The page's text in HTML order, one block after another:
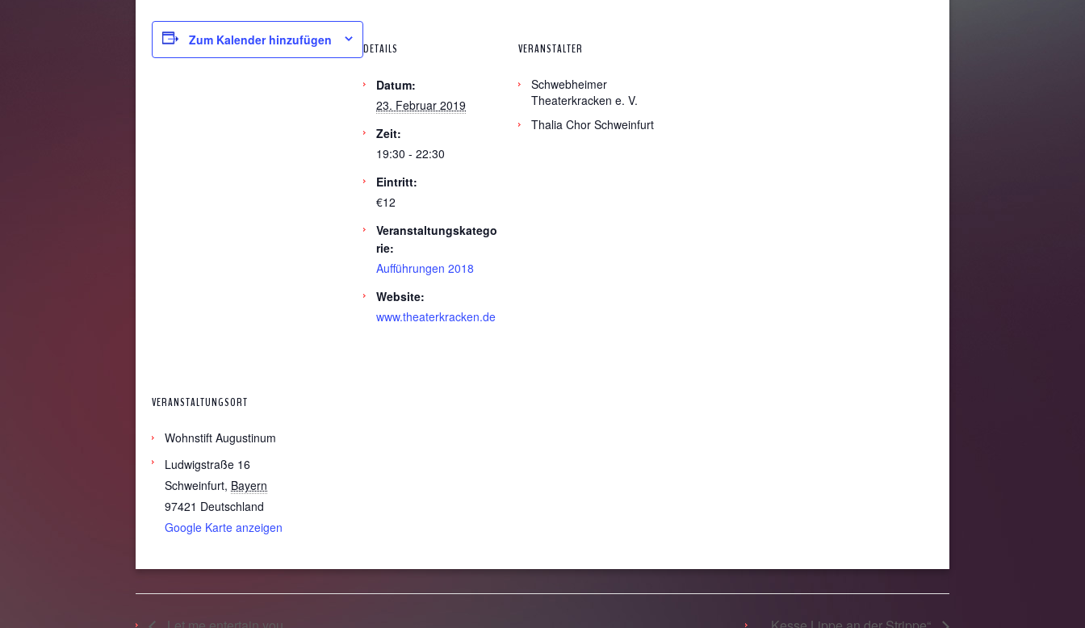
Zum Kalender hinzufügen
DETAILS
Datum:
23. Februar 2019
Zeit:
19:30 - 22:30
Eintritt:
€12
Veranstaltungskatego
rie:
Aufführungen 2018
Website:
www.theaterkracken.de
VERANSTALTER
Schwebheimer
Theaterkracken e. V.
Thalia Chor Schweinfurt
VERANSTALTUNGSORT
Wohnstift Augustinum
Ludwigstraße 16
Schweinfurt, Bayern
97421 Deutschland
Google Karte anzeigen